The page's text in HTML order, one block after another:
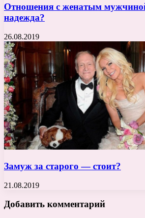
Отношения с женатым
надежда?
26.08.2019
Замуж за старого — стоит?
21.08.2019
Добавить комментарий